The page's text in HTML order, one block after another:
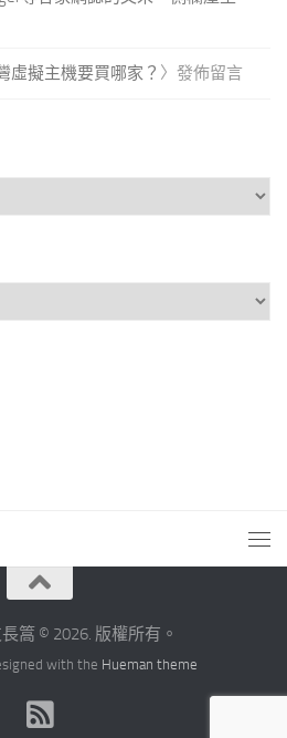
虛擬主機要買哪家？ 〉發佈留言
篙 © 2026. 版權所有。
with the Hueman theme